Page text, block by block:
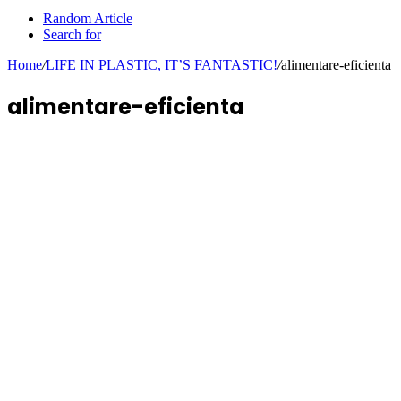
Random Article
Search for
Home/LIFE IN PLASTIC, IT’S FANTASTIC!/alimentare-eficienta
alimentare-eficienta